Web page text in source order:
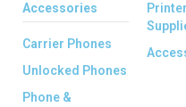
Accessories
Carrier Phones
Unlocked Phones
Phone &